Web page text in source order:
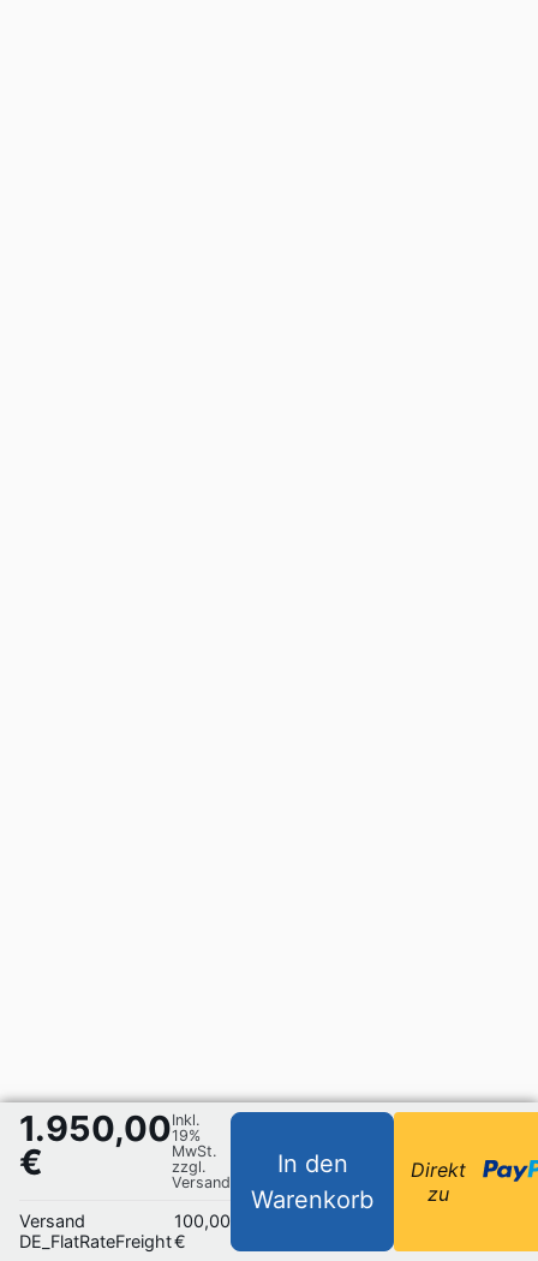
1.950,00
€
Inkl.
19%
MwSt.
zzgl.
Versand
Versand
DE_FlatRateFreight
100,00
€
In den
Warenkorb
Direkt
zu